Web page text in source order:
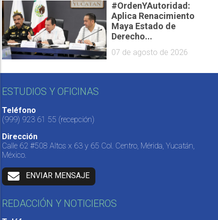
#OrdenYAutoridad:
Aplica Renacimiento
Maya Estado de
Derecho...
07 de agosto de 2026
ESTUDIOS Y OFICINAS
Teléfono
(999) 923 61 55 (recepción)
Dirección
Calle 62 #508 Altos x 63 y 65 Col. Centro, Mérida, Yucatán,
México.
ENVIAR MENSAJE
REDACCIÓN Y NOTICIEROS